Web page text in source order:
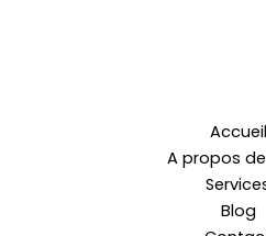
Accueil
A propos
Blog